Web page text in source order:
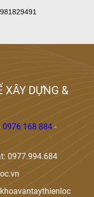
XÂY DỰNG &
0976 168 884 -
0977.994.684